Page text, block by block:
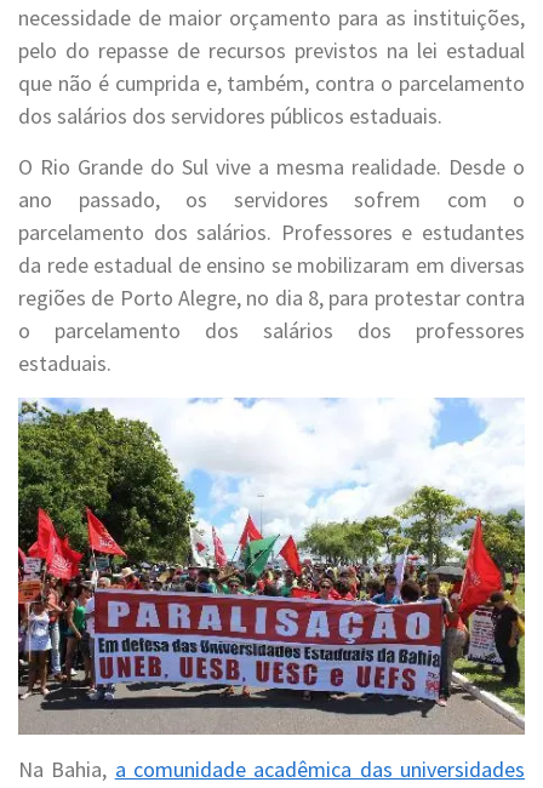
necessidade de maior orçamento para as instituições,
pelo do repasse de recursos previstos na lei estadual
que não é cumprida e, também, contra o parcelamento
dos salários dos servidores públicos estaduais.
O Rio Grande do Sul vive a mesma realidade. Desde o
ano passado, os servidores sofrem com o
parcelamento dos salários. Professores e estudantes
da rede estadual de ensino se mobilizaram em diversas
regiões de Porto Alegre, no dia 8, para protestar contra
o parcelamento dos salários dos professores
estaduais.
Na Bahia, a comunidade acadêmica das universidades